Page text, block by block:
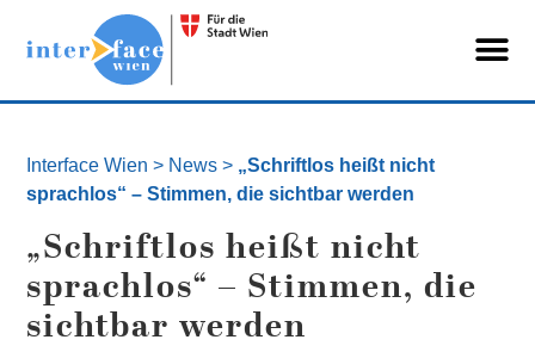
Interface Wien > News > „Schriftlos heißt nicht
sprachlos“ – Stimmen, die sichtbar werden
„Schriftlos heißt nicht
sprachlos“ – Stimmen, die
sichtbar werden